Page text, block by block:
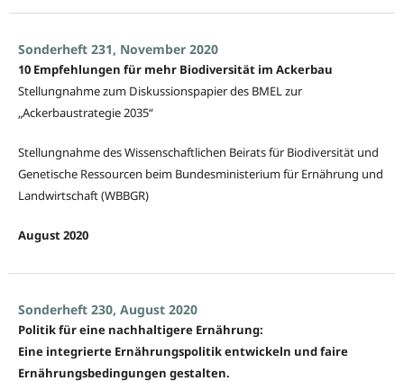
Sonderheft 231, November 2020
10 Empfehlungen für mehr Biodiversität im Ackerbau
Stellungnahme zum Diskussionspapier des BMEL zur
„Ackerbaustrategie 2035“
Stellungnahme des Wissenschaftlichen Beirats für Biodiversität und
Genetische Ressourcen beim Bundesministerium für Ernährung und
Landwirtschaft (WBBGR)
August 2020
Sonderheft 230, August 2020
Politik für eine nachhaltigere Ernährung:
Eine integrierte Ernährungspolitik entwickeln und faire
Ernährungsbedingungen gestalten.